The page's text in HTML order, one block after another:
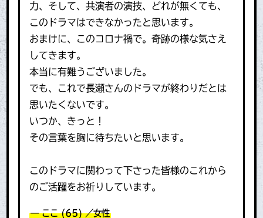
力、そして、共演者の演技、どれが無くても、
このドラマはできなかったと思います。
おまけに、このコロナ禍で。奇跡の様な気さえ
してきます。
本当に有難うございました。
でも、これで長瀬さんのドラマが終わりだとは
思いたくないです。
いつか、きっと！
その言葉を胸に待ちたいと思います。
このドラマに関わって下さった皆様のこれから
のご活躍をお祈りしています。
ここ(65)／女性